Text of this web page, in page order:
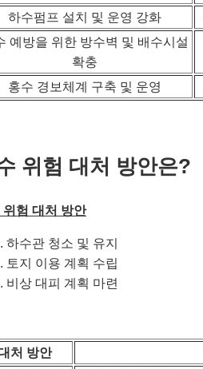
하수펌프 설치 및 운영 강화
예방을 위한 방수벽 및 배수시설
확충
홍수 경보체계 구축 및 운영
위험 대처 방안은?
위험 대처 방안
하수관 청소 및 유지
토지 이용 계획 수립
비상 대피 계획 마련
처 방안